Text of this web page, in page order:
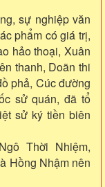
sự nghiệp văn
phẩm có giá trị,
hảo thoại, Xuân
thanh, Doãn thi
phả, Cúc đường
sử quán, đã tổ
sử ký tiền biên
Thời Nhiệm,
Hồng Nhậm nên